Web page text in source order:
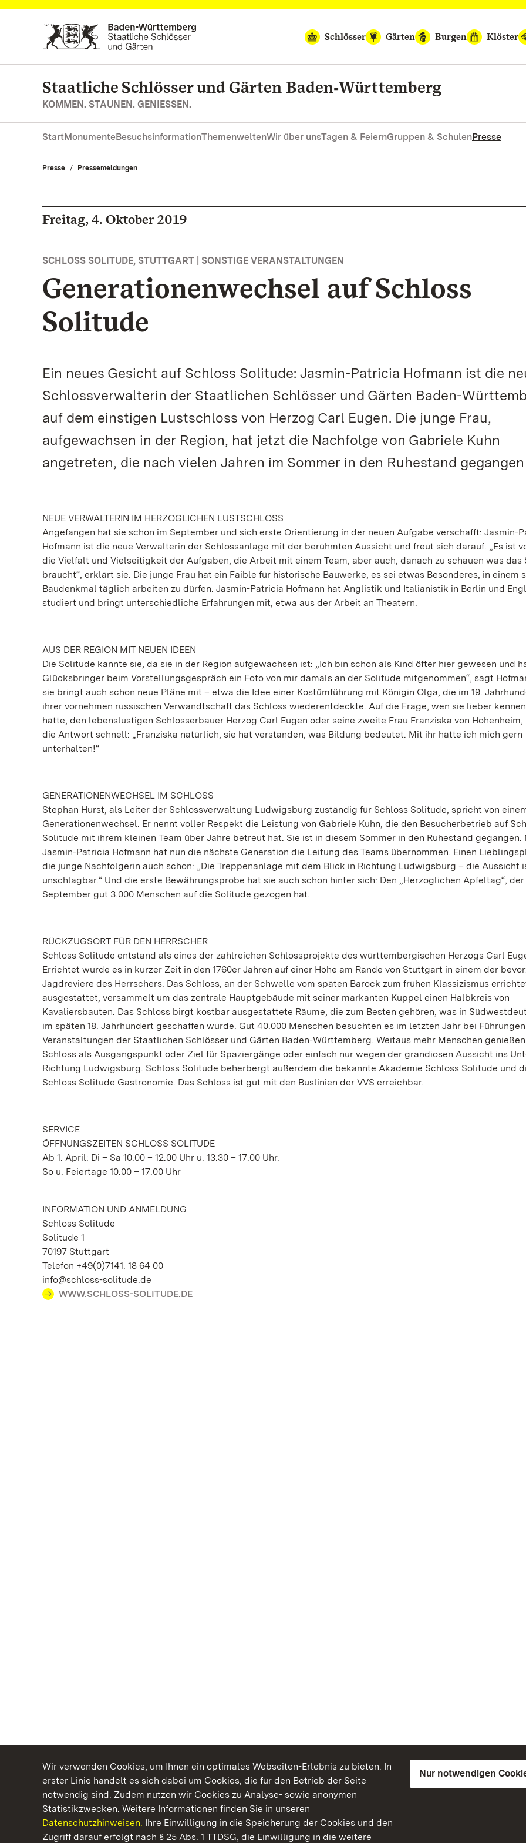
Wir verwenden Cookies, um Ihnen ein optimales Webseiten-Erlebnis zu bieten. In
erster Linie handelt es sich dabei um Cookies, die für den Betrieb der Seite
notwendig sind. Zudem nutzen wir Cookies zu Analyse- sowie anonymen
Statistikzwecken. Weitere Informationen finden Sie in unseren
Datenschutzhinweisen. Ihre Einwilligung in die Speicherung der Cookies und den
Zugriff darauf erfolgt nach § 25 Abs. 1 TTDSG, die Einwilligung in die weitere
Nur notwendigen
Zum Hauptinhalt springen
Schlösser
Gärten Burgen Klöster
Staatliche Schlösser und Gärten Baden‑Württemberg
KOMMEN. STAUNEN. GENIESSEN.
StartMonumenteBesuchsinformationThemenweltenWir über unsTagen & FeiernGruppen & SchulenPresse
Presse Pressemeldungen
Freitag, 4. Oktober 2019
SCHLOSS SOLITUDE, STUTTGART | SONSTIGE VERANSTALTUNGEN
Generationenwechsel auf Schloss
Solitude
Ein neues Gesicht auf Schloss Solitude: Jasmin-Patricia Hofmann ist die
Schlossverwalterin der Staatlichen Schlösser und Gärten Baden-
auf dem einstigen Lustschloss von Herzog Carl Eugen. Die junge Frau,
aufgewachsen in der Region, hat jetzt die Nachfolge von Gabriele Kuhn
angetreten, die nach vielen Jahren im Sommer in den Ruhestand
NEUE VERWALTERIN IM HERZOGLICHEN LUSTSCHLOSS
Angefangen hat sie schon im September und sich erste Orientierung in der neuen Aufgabe verschafft: Jasmin-
Hofmann ist die neue Verwalterin der Schlossanlage mit der berühmten Aussicht und freut sich darauf. „Es ist
die Vielfalt und Vielseitigkeit der Aufgaben, die Arbeit mit einem Team, aber auch, danach zu schauen was das
braucht“, erklärt sie. Die junge Frau hat ein Faible für historische Bauwerke, es sei etwas Besonderes, in einem
Baudenkmal täglich arbeiten zu dürfen. Jasmin-Patricia Hofmann hat Anglistik und Italianistik in Berlin und
studiert und bringt unterschiedliche Erfahrungen mit, etwa aus der Arbeit an Theatern.
AUS DER REGION MIT NEUEN IDEEN
Die Solitude kannte sie, da sie in der Region aufgewachsen ist: „Ich bin schon als Kind öfter hier gewesen und
Glücksbringer beim Vorstellungsgespräch ein Foto von mir damals an der Solitude mitgenommen“, sagt
sie bringt auch schon neue Pläne mit – etwa die Idee einer Kostümführung mit Königin Olga, die im 19.
ihrer vornehmen russischen Verwandtschaft das Schloss wiederentdeckte. Auf die Frage, wen sie lieber
hätte, den lebenslustigen Schlosserbauer Herzog Carl Eugen oder seine zweite Frau Franziska von
die Antwort schnell: „Franziska natürlich, sie hat verstanden, was Bildung bedeutet. Mit ihr hätte ich mich gern
unterhalten!“
GENERATIONENWECHSEL IM SCHLOSS
Stephan Hurst, als Leiter der Schlossverwaltung Ludwigsburg zuständig für Schloss Solitude, spricht von
Generationenwechsel. Er nennt voller Respekt die Leistung von Gabriele Kuhn, die den Besucherbetrieb auf
Solitude mit ihrem kleinen Team über Jahre betreut hat. Sie ist in diesem Sommer in den Ruhestand gegangen.
Jasmin-Patricia Hofmann hat nun die nächste Generation die Leitung des Teams übernommen. Einen
die junge Nachfolgerin auch schon: „Die Treppenanlage mit dem Blick in Richtung Ludwigsburg – die Aussicht
unschlagbar.“ Und die erste Bewährungsprobe hat sie auch schon hinter sich: Den „Herzoglichen Apfeltag“, der
September gut 3.000 Menschen auf die Solitude gezogen hat.
RÜCKZUGSORT FÜR DEN HERRSCHER
Schloss Solitude entstand als eines der zahlreichen Schlossprojekte des württembergischen Herzogs Carl
Errichtet wurde es in kurzer Zeit in den 1760er Jahren auf einer Höhe am Rande von Stuttgart in einem der
Jagdreviere des Herrschers. Das Schloss, an der Schwelle vom späten Barock zum frühen Klassizismus
ausgestattet, versammelt um das zentrale Hauptgebäude mit seiner markanten Kuppel einen Halbkreis von
Kavaliersbauten. Das Schloss birgt kostbar ausgestattete Räume, die zum Besten gehören, was in
im späten 18. Jahrhundert geschaffen wurde. Gut 40.000 Menschen besuchten es im letzten Jahr bei
Veranstaltungen der Staatlichen Schlösser und Gärten Baden-Württemberg. Weitaus mehr Menschen
Schloss als Ausgangspunkt oder Ziel für Spaziergänge oder einfach nur wegen der grandiosen Aussicht ins
Richtung Ludwigsburg. Schloss Solitude beherbergt außerdem die bekannte Akademie Schloss Solitude und
Schloss Solitude Gastronomie. Das Schloss ist gut mit den Buslinien der VVS erreichbar.
SERVICE
ÖFFNUNGSZEITEN SCHLOSS SOLITUDE
Ab 1. April: Di – Sa 10.00 – 12.00 Uhr u. 13.30 – 17.00 Uhr.
So u. Feiertage 10.00 – 17.00 Uhr
INFORMATION UND ANMELDUNG
Schloss Solitude
Solitude 1
70197 Stuttgart
Telefon +49(0)7141. 18 64 00
info@schloss-solitude.de
WWW.SCHLOSS-SOLITUDE.DE
Kommen. Staunen. Genießen.